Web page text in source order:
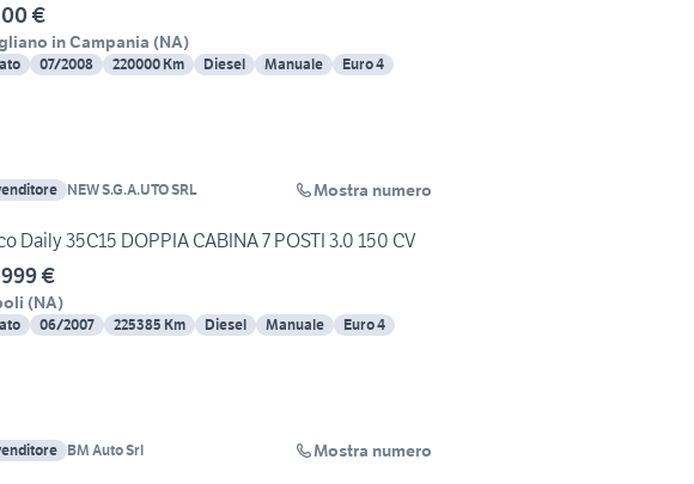
€
in Campania (NA)
07/2008 220000 Km Diesel Manuale Euro 4
NEW S.G.A.UTO SRL Mostra numero
Daily 35C15 DOPPIA CABINA 7 POSTI 3.0 150 CV
€
(NA)
06/2007 225385 Km Diesel Manuale Euro 4
BM Auto Srl Mostra numero